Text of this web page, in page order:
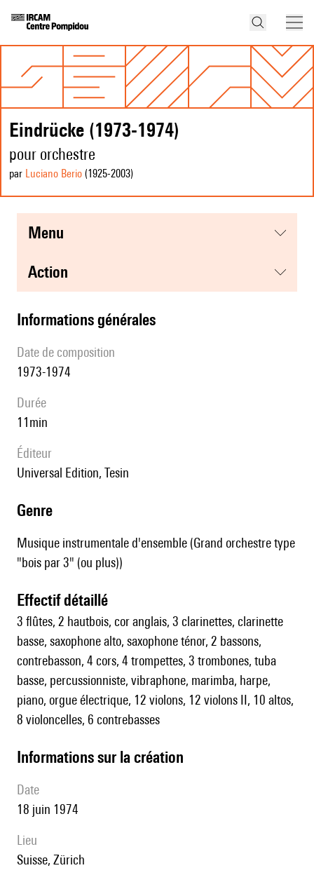
Eindrücke (1973-1974)
pour orchestre
par Luciano Berio (1925-2003)
menu
action
informations générales
date de composition
1973-1974
durée
11min
éditeur
Universal Edition, Tesin
genre
Musique instrumentale d'ensemble (Grand orchestre type
"bois par 3" (ou plus))
effectif détaillé
3 flûtes, 2 hautbois, cor anglais, 3 clarinettes, clarinette
basse, saxophone alto, saxophone ténor, 2 bassons,
contrebasson, 4 cors, 4 trompettes, 3 trombones, tuba
basse, percussionniste, vibraphone, marimba, harpe,
piano, orgue électrique, 12 violons, 12 violons II, 10 altos,
8 violoncelles, 6 contrebasses
informations sur la création
date
18 juin 1974
lieu
Suisse, Zürich